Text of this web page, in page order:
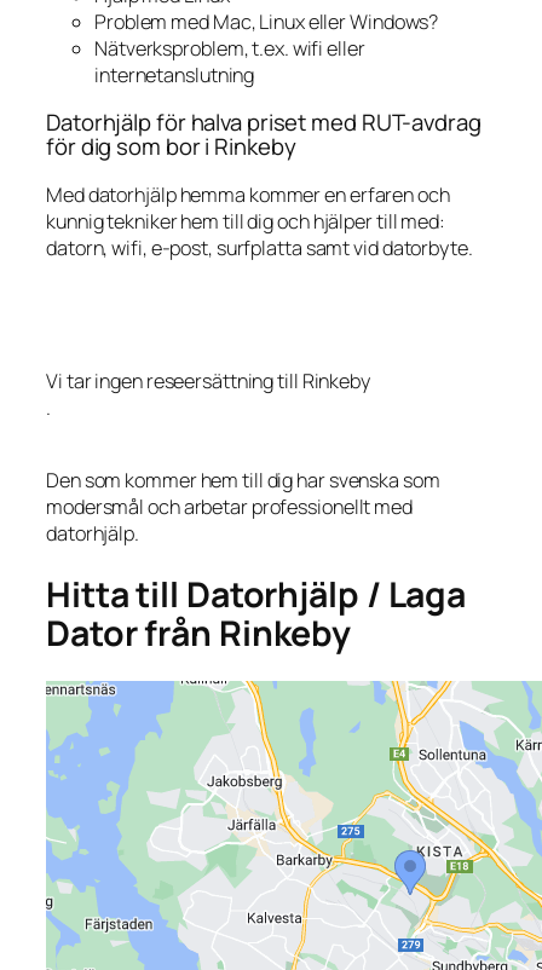
Problem med Mac, Linux eller Windows?
Nätverksproblem, t.ex. wifi eller
internetanslutning
Datorhjälp för halva priset med RUT-avdrag
för dig som bor i Rinkeby
Med datorhjälp hemma kommer en erfaren och
kunnig tekniker hem till dig och hjälper till med:
datorn, wifi, e-post, surfplatta samt vid datorbyte.
Vi tar ingen reseersättning till Rinkeby
.
Den som kommer hem till dig har svenska som
modersmål och arbetar professionellt med
datorhjälp.
Hitta till Datorhjälp / Laga
Dator från Rinkeby